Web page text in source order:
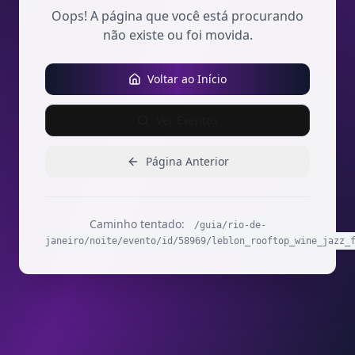
Oops! A página que você está procurando
não existe ou foi movida.
Voltar ao Início
Página Anterior
Caminho tentado:
/guia/rio-de-
janeiro/noite/evento/id/58969/